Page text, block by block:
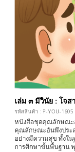
เล่ม ๓ มีวินัย : โจส
รหัสสินค้า : P-YOU-1605
หนังสือชุดคุณลักษณะ
คุณลักษณะอันพึงประ
อย่างมีความสุข ทั้งใ
การศึกษาขั้นพื้นฐาน